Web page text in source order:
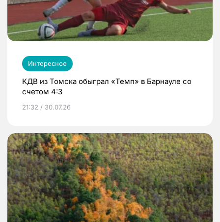
Интересное
КДВ из Томска обыграл «Темп» в Барнауле со
счетом 4:3
21:32 / 30.07.26